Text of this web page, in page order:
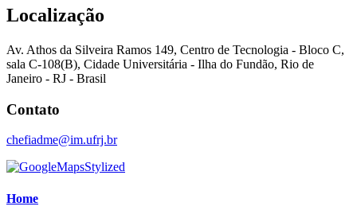
Localização
Av. Athos da Silveira Ramos 149, Centro de Tecnologia - Bloco C,
sala C-108(B), Cidade Universitária - Ilha do Fundão, Rio de
Janeiro - RJ - Brasil
Contato
chefiadme@im.ufrj.br
Home